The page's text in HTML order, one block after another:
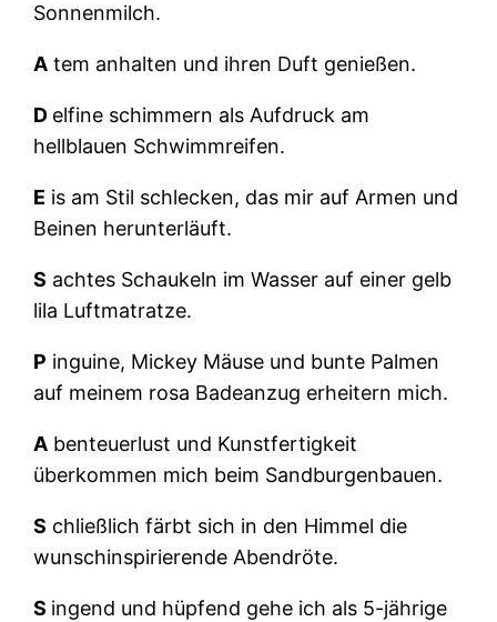
Sonnenmilch.
A tem anhalten und ihren Duft genießen.
D elfine schimmern als Aufdruck am
hellblauen Schwimmreifen.
E is am Stil schlecken, das mir auf Armen und
Beinen herunterläuft.
S achtes Schaukeln im Wasser auf einer gelb
lila Luftmatratze.
P inguine, Mickey Mäuse und bunte Palmen
auf meinem rosa Badeanzug erheitern mich.
A benteuerlust und Kunstfertigkeit
überkommen mich beim Sandburgenbauen.
S chließlich färbt sich in den Himmel die
wunschinspirierende Abendröte.
S ingend und hüpfend gehe ich als 5-jährige